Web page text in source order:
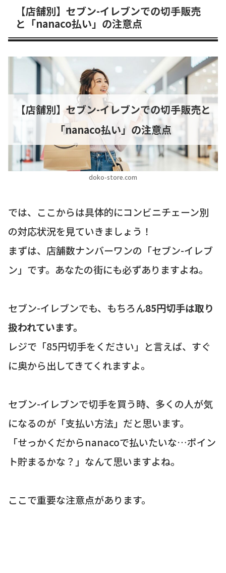
【店舗別】セブン-イレブンでの切手販売
と「nanaco払い」の注意点
doko-store.com
【店舗別】セブン-イレブンでの切手販売と
「nanaco払い」の注意点
では、ここからは具体的にコンビニチェーン別
の対応状況を見ていきましょう！
まずは、店舗数ナンバーワンの「セブン-イレブ
ン」です。あなたの街にも必ずありますよね。
セブン-イレブンでも、もちろん85円切手は取り
扱われています。
レジで「85円切手をください」と言えば、すぐ
に奥から出してきてくれますよ。
セブン-イレブンで切手を買う時、多くの人が気
になるのが「支払い方法」だと思います。
「せっかくだからnanacoで払いたいな…ポイン
ト貯まるかな？」なんて思いますよね。
ここで重要な注意点があります。